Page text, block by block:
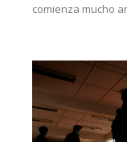
comienza mucho